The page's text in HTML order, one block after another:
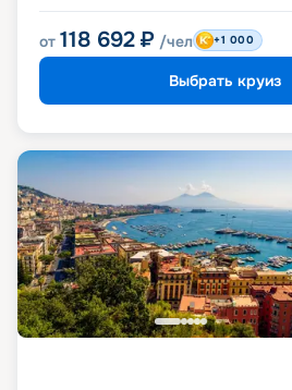
от 118 692 ₽ /чел +1 000
Выбрать круиз